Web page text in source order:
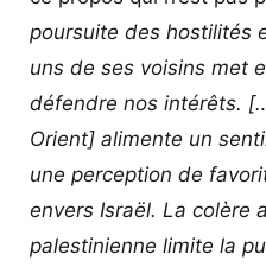
poursuite des hostilités
uns de ses voisins met
défendre nos intérêts.
Orient] alimente un
une perception de
envers Israël. La colère
palestinienne limite la